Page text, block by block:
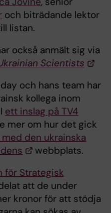
och biträdande lektor
listan.
också anmält sig via
Scientists
och hans team har
kollega inom
ett inslag på TV4
mer om hur det gick
den ukrainska
webbplats.
för Strategisk
att de under
kronor för att stödja